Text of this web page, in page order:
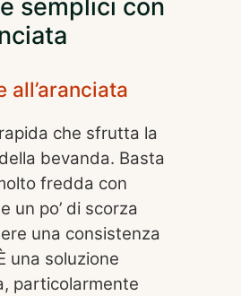
semplici con
all’aranciata
che sfrutta la
bevanda. Basta
fredda con
un po’ di scorza
una consistenza
una soluzione
particolarmente